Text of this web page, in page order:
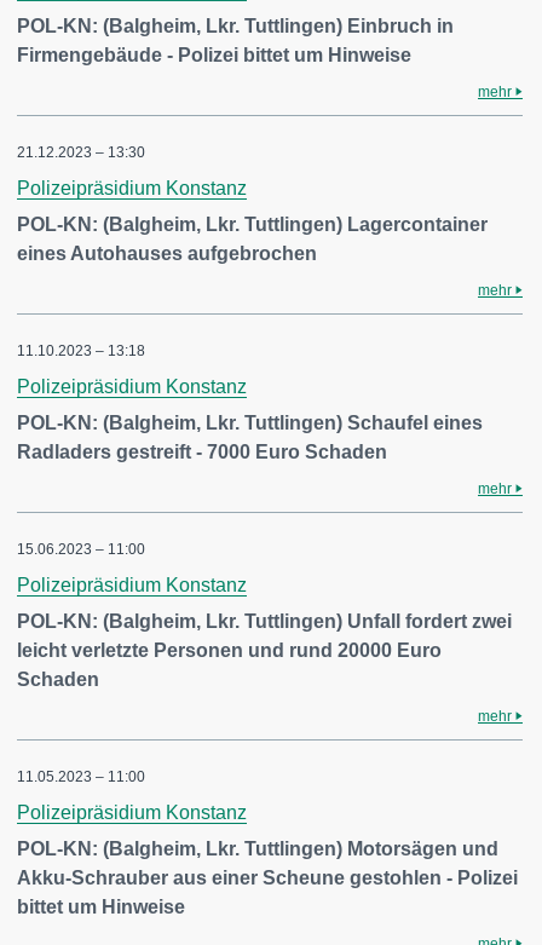
POL-KN: (Balgheim, Lkr. Tuttlingen) Einbruch in
Firmengebäude - Polizei bittet um Hinweise
mehr
21.12.2023 – 13:30
Polizeipräsidium Konstanz
POL-KN: (Balgheim, Lkr. Tuttlingen) Lagercontainer
eines Autohauses aufgebrochen
mehr
11.10.2023 – 13:18
Polizeipräsidium Konstanz
POL-KN: (Balgheim, Lkr. Tuttlingen) Schaufel eines
Radladers gestreift - 7000 Euro Schaden
mehr
15.06.2023 – 11:00
Polizeipräsidium Konstanz
POL-KN: (Balgheim, Lkr. Tuttlingen) Unfall fordert zwei
leicht verletzte Personen und rund 20000 Euro
Schaden
mehr
11.05.2023 – 11:00
Polizeipräsidium Konstanz
POL-KN: (Balgheim, Lkr. Tuttlingen) Motorsägen und
Akku-Schrauber aus einer Scheune gestohlen - Polizei
bittet um Hinweise